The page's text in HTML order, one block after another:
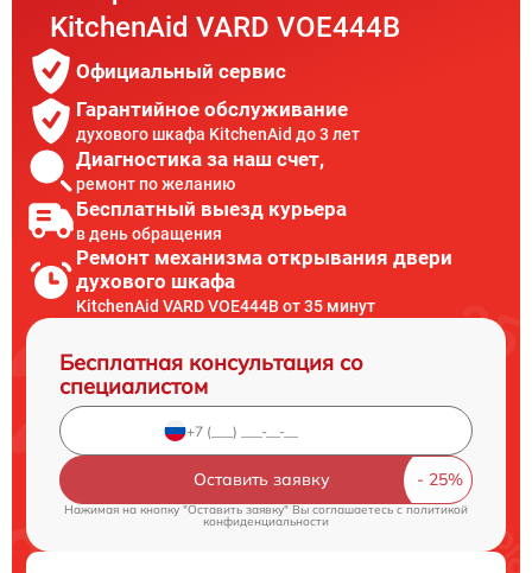
KitchenAid VARD VOE444B
Официальный сервис
Гарантийное обслуживание
духового шкафа KitchenAid до 3 лет
Диагностика за наш счет,
ремонт по желанию
Бесплатный выезд курьера
в день обращения
Ремонт механизма открывания двери
духового шкафа
KitchenAid VARD VOE444B от 35 минут
Бесплатная консультация со
специалистом
Оставить заявку
Нажимая на кнопку "Оставить заявку" Вы соглашаетесь cполитикой
конфиденциальности